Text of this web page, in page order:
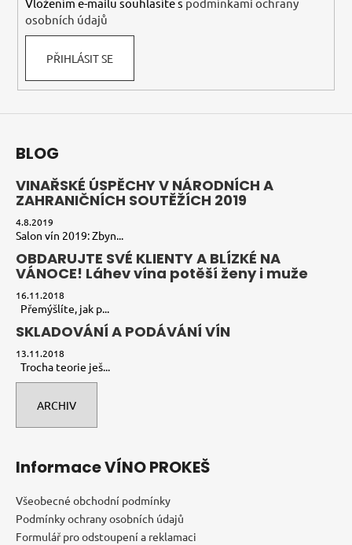
Vložením e-mailu souhlasíte s podmínkami ochrany
osobních údajů
PŘIHLÁSIT SE
BLOG
VINAŘSKÉ ÚSPĚCHY V NÁRODNÍCH A
ZAHRANIČNÍCH SOUTĚŽÍCH 2019
4.8.2019
Salon vín 2019: Zbyn...
OBDARUJTE SVÉ KLIENTY A BLÍZKÉ NA
VÁNOCE! Láhev vína potěší ženy i muže
16.11.2018
Přemýšlíte, jak p...
SKLADOVÁNÍ A PODÁVÁNÍ VÍN
13.11.2018
Trocha teorie ješ...
ARCHIV
Informace VÍNO PROKEŠ
Všeobecné obchodní podmínky
Podmínky ochrany osobních údajů
Formulář pro odstoupení a reklamaci